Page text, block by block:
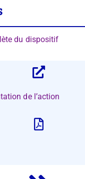
du dispositif
de l’action